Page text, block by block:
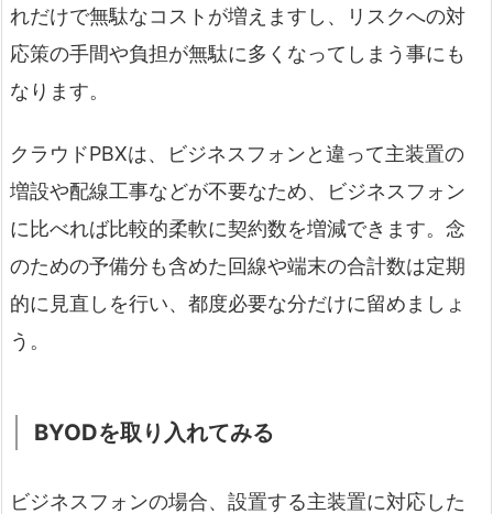
れだけで無駄なコストが増えますし、リスクへの対
応策の手間や負担が無駄に多くなってしまう事にも
なります。
クラウドPBXは、ビジネスフォンと違って主装置の
増設や配線工事などが不要なため、ビジネスフォン
に比べれば比較的柔軟に契約数を増減できます。念
のための予備分も含めた回線や端末の合計数は定期
的に見直しを行い、都度必要な分だけに留めましょ
う。
BYODを取り入れてみる
ビジネスフォンの場合、設置する主装置に対応した